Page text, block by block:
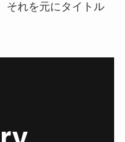
それを元にタイトル